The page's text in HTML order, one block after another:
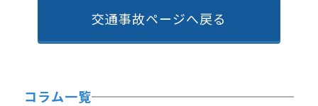
交通事故ページへ戻る
コラム一覧